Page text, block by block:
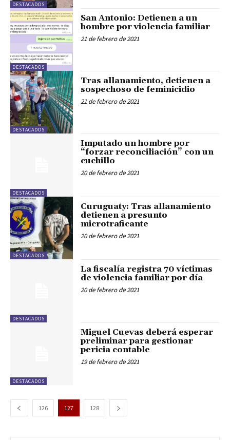
DESTACADOS
DESTACADOS
San Antonio: Detienen a un
hombre por violencia familiar
21 de febrero de 2021
DESTACADOS
Tras allanamiento, detienen a
sospechoso de feminicidio
21 de febrero de 2021
DESTACADOS
Imputado un hombre por
“forzar reconciliación” con un
cuchillo
20 de febrero de 2021
DESTACADOS
Curuguaty: Tras allanamiento
detienen a presunto
microtraficante
20 de febrero de 2021
DESTACADOS
La fiscalía registra 70 víctimas
de violencia familiar por día
20 de febrero de 2021
DESTACADOS
Miguel Cuevas deberá esperar
preliminar para gestionar
pericia contable
19 de febrero de 2021
126 127 128